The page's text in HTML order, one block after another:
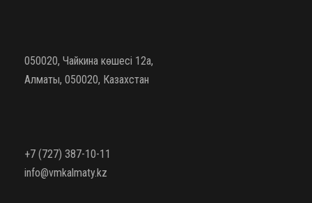
050020, Чайкина көшесі 12а,
Алматы, 050020, Казахстан
+7 (727) 387-10-11
info@vmkalmaty.kz